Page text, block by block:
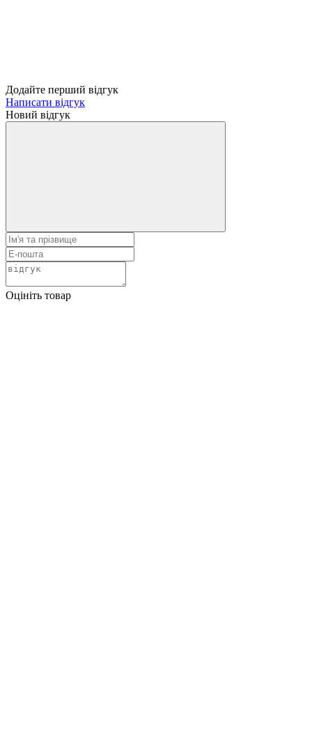
Додайте перший відгук
Написати відгук
Новий відгук
Оцініть товар